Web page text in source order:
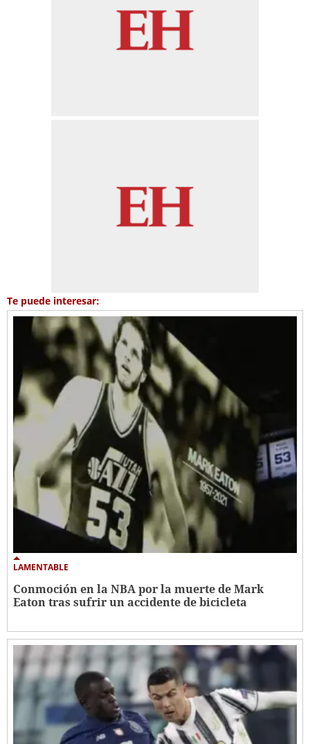
Te puede interesar:
LAMENTABLE
Conmoción en la NBA por la muerte de Mark
Eaton tras sufrir un accidente de bicicleta